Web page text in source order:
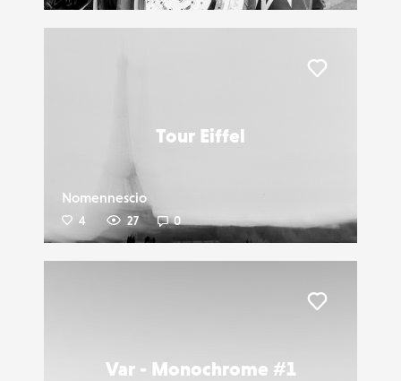
Tour Eiffel
Nomennescio
4 27 0
Var - Monochrome #1